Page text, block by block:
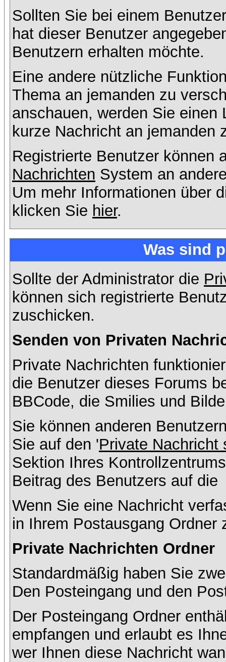
Sollten Sie bei einem
hat dieser Benutzer
Benutzern erhalten möchte.
Eine andere nützliche
Thema an jemanden zu
anschauen, werden Sie
kurze Nachricht an jemanden
Registrierte Benutzer können
Nachrichten System an
Um mehr Informationen über
klicken Sie hier.
Was sind
Sollte der Administrator die
können sich registrierte
zuschicken.
Senden von Privaten
Private Nachrichten
die Benutzer dieses Forums
BBCode, die Smilies und
Sie können anderen
Sie auf den 'Private Nachricht
Sektion Ihres
Beitrag des Benutzers auf die
Wenn Sie eine Nachricht
in Ihrem Postausgang Ordner
Private Nachrichten Ordner
Standardmäßig haben Sie
Den Posteingang und den
Der Posteingang Ordner
empfangen und erlaubt es
wer Ihnen diese Nachricht